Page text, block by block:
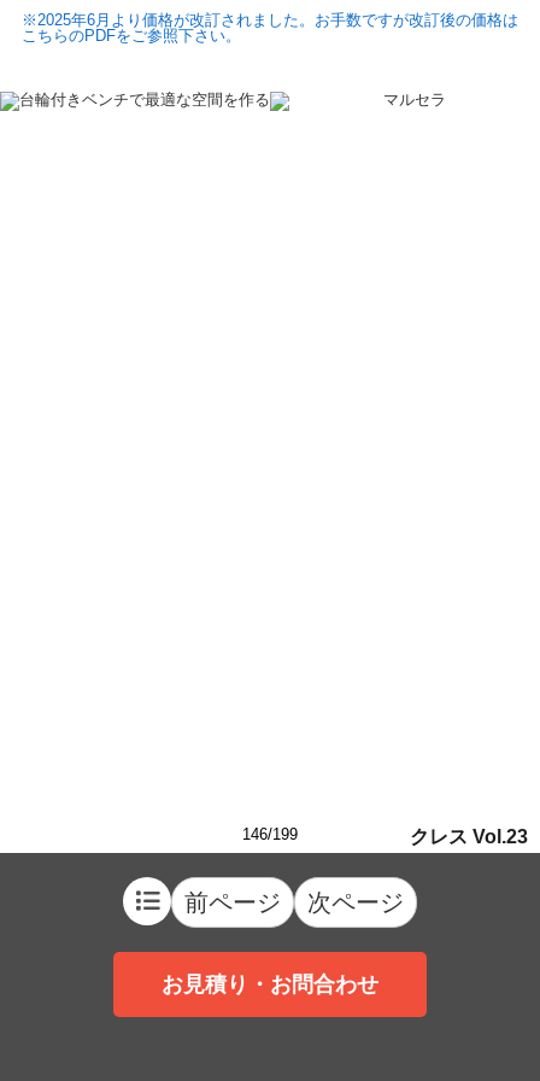
※2025年6月より価格が改訂されました。お手数ですが改訂後の価格は
こちらのPDFをご参照下さい。
146/199 クレス Vol.23
前ページ 次ページ
お見積り・お問合わせ